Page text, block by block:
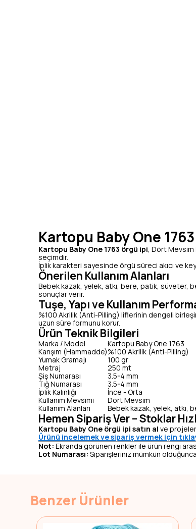
Kartopu Baby One
Kartopu Baby One 1763 örgü ipi, Dört Mevsim
seçimdir.
İplik karakteri sayesinde örgü süreci akıcı ve
Önerilen Kullanım Alanları
Bebek kazak, yelek, atkı, bere, patik, süveter,
sonuçlar verir.
Tuşe, Yapı ve Kullanım
%100 Akrilik (Anti-Pilling) liflerinin dengeli
uzun süre formunu korur.
Ürün Teknik Bilgileri
Marka / Model
Kartopu Baby One 1763
Karışım (Hammadde)%100 Akrilik (Anti-Pilling)
Yumak Gramajı
100 gr
Metraj
250 mt
Şiş Numarası
3.5-4 mm
Tığ Numarası
3.5-4 mm
İplik Kalınlığı
İnce - Orta
Kullanım Mevsimi
Dört Mevsim
Kullanım Alanları
Bebek kazak, yelek, atkı,
Hemen Sipariş Ver – Stoklar
Kartopu Baby One örgü ipi satın al ve
Ürünü incelemek ve sipariş vermek için
Not: Ekranda görünen renkler ile ürün rengi
Lot Numarası: Siparişleriniz mümkün
Benzer Ürünler